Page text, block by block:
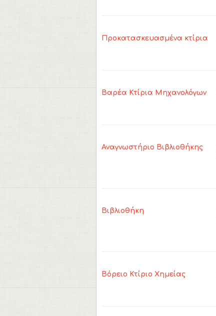
Προκατασκευασμένα κτίρια
Βαρέα Κτίρια Μηχανολόγων
Αναγνωστήριο Βιβλιοθήκης
Βιβλιοθήκη
Βόρειο Κτίριο Χημείας